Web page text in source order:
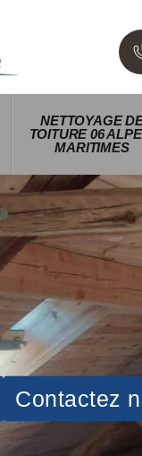
NETTOYAGE
TOITURE 06
MARITIMES
Contactez